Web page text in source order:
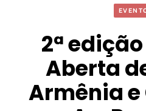
2ª
Aberta
Armênia e